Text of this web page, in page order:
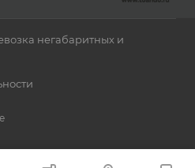
негабаритных и